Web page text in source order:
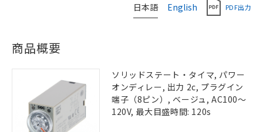
日本語 English PDF出力
商品概要
ソリッドステート・タイマ, パワー
オンディレー, 出力 2c, プラグイン
端子（8ピン）, ベージュ, AC100～
120V, 最大目盛時間: 120s